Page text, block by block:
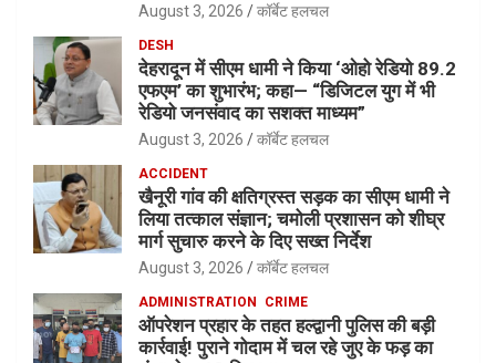
August 3, 2026 कॉर्बेट हलचल
DESH
देहरादून में सीएम धामी ने किया ‘ओहो रेडियो 89.2
एफएम’ का शुभारंभ; कहा— “डिजिटल युग में भी
रेडियो जनसंवाद का सशक्त माध्यम”
August 3, 2026 कॉर्बेट हलचल
ACCIDENT
खैनूरी गांव की क्षतिग्रस्त सड़क का सीएम धामी ने
लिया तत्काल संज्ञान; चमोली प्रशासन को शीघ्र
मार्ग सुचारु करने के दिए सख्त निर्देश
August 3, 2026 कॉर्बेट हलचल
ADMINISTRATION CRIME
ऑपरेशन प्रहार के तहत हल्द्वानी पुलिस की बड़ी
कार्रवाई! पुराने गोदाम में चल रहे जुए के फड़ का